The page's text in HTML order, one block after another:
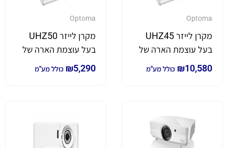
Optoma
מקרן לייזר UHZ45
בעל עוצמת הארה של
3,800 לומן *4K* ₪10,580 כולל מע"מ
Optoma
מקרן לייזר UHZ50
בעל עוצמת הארה של
3,000 לומן *4K*₪5,290 כולל מע"מ